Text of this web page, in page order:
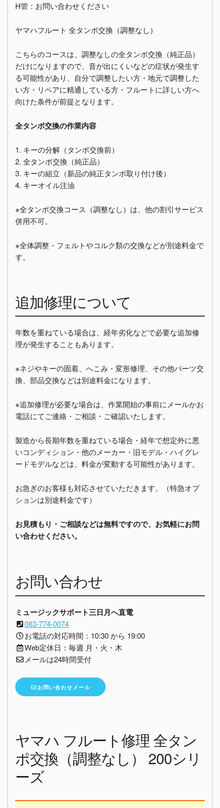
H管：お問い合わせください
ヤマハフルート 全タンポ交換（調整なし）
こちらのコースは、調整なしの全タンポ交換（純正品）
だけになりますので、音が出にくいなどの症状が発生す
る可能性があり、自分で調整したい方・地元で調整した
い方・リペアに精通している方・フルートに詳しい方へ
向けた条件が前提となります。
全タンポ交換の作業内容
1. キーの分解（タンポ交換前）
2. 全タンポ交換（純正品）
3. キーの組立（新品の純正タンポ取り付け後）
4. キーオイル注油
※全タンポ交換コース（調整なし）は、他の割引サービス
併用不可。
※全体調整・フェルトやコルク類の交換などが別途料金で
す。
追加修理について
年数を重ねている場合は、経年劣化などで必要な追加修
理が発生することもあります。
※ネジやキーの固着、へこみ・変形修理、その他パーツ交
換、部品交換などは別途料金になります。
※追加修理が必要な場合は、作業開始の事前にメールかお
電話にてご連絡・ご相談・ご確認いたします。
製造から長期年数を重ねている場合・経年で想定外に悪
いコンディション・他のメーカー・旧モデル・ハイグレ
ードモデルなどは、料金が変動する可能性があります。
お急ぎのお客様も対応させていただきます。（特急オプ
ションは別途料金です）
お見積もり・ご相談などは無料ですので、お気軽にお問
い合わせください。
お問い合わせ
ミュージックサポート三日月へ直電
083-774-0074
お電話の対応時間：10:30 から 19:00
Web定休日：毎週 月・火・木
メールは24時間受付
お問い合わせメール
ヤマハ フルート修理 全タン
ポ交換（調整なし） 200シリ
ーズ